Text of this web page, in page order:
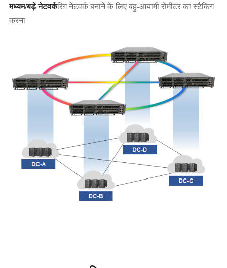
मध्यम/बड़े नेटवर्करिंग नेटवर्क बनाने के लिए बहु-आयामी रोमीटर का स्टैकिंग
करना